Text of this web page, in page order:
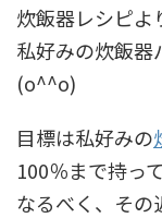
炊飯器レシピよ
私好みの炊飯
(o^^o)
目標は私好みの
100％まで持っ
なるべく、その